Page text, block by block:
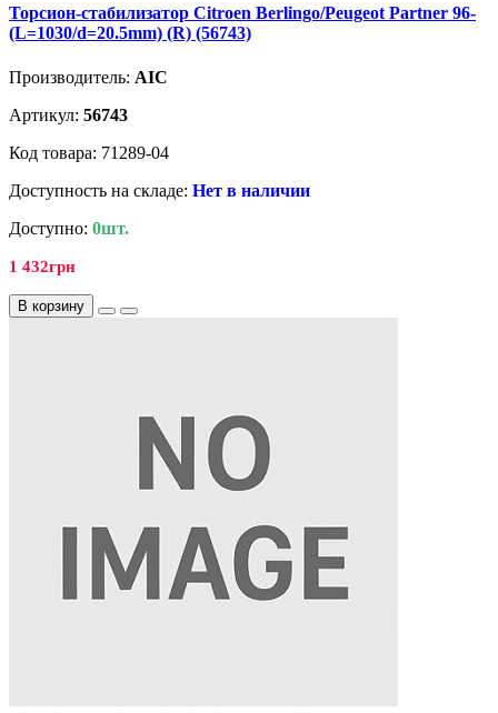
Торсион-стабилизатор Citroen Berlingo/Peugeot Partner 96-
(L=1030/d=20.5mm) (R) (56743)
Производитель: AIC
Артикул: 56743
Код товара: 71289-04
Доступность на складе: Нет в наличии
Доступно: 0шт.
1 432грн
В корзину